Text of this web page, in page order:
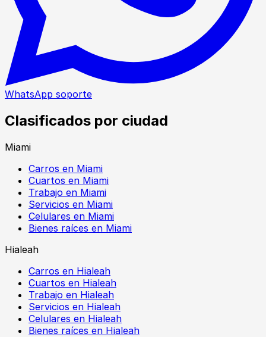
WhatsApp soporte
Clasificados por ciudad
Miami
Carros en Miami
Cuartos en Miami
Trabajo en Miami
Servicios en Miami
Celulares en Miami
Bienes raíces en Miami
Hialeah
Carros en Hialeah
Cuartos en Hialeah
Trabajo en Hialeah
Servicios en Hialeah
Celulares en Hialeah
Bienes raíces en Hialeah